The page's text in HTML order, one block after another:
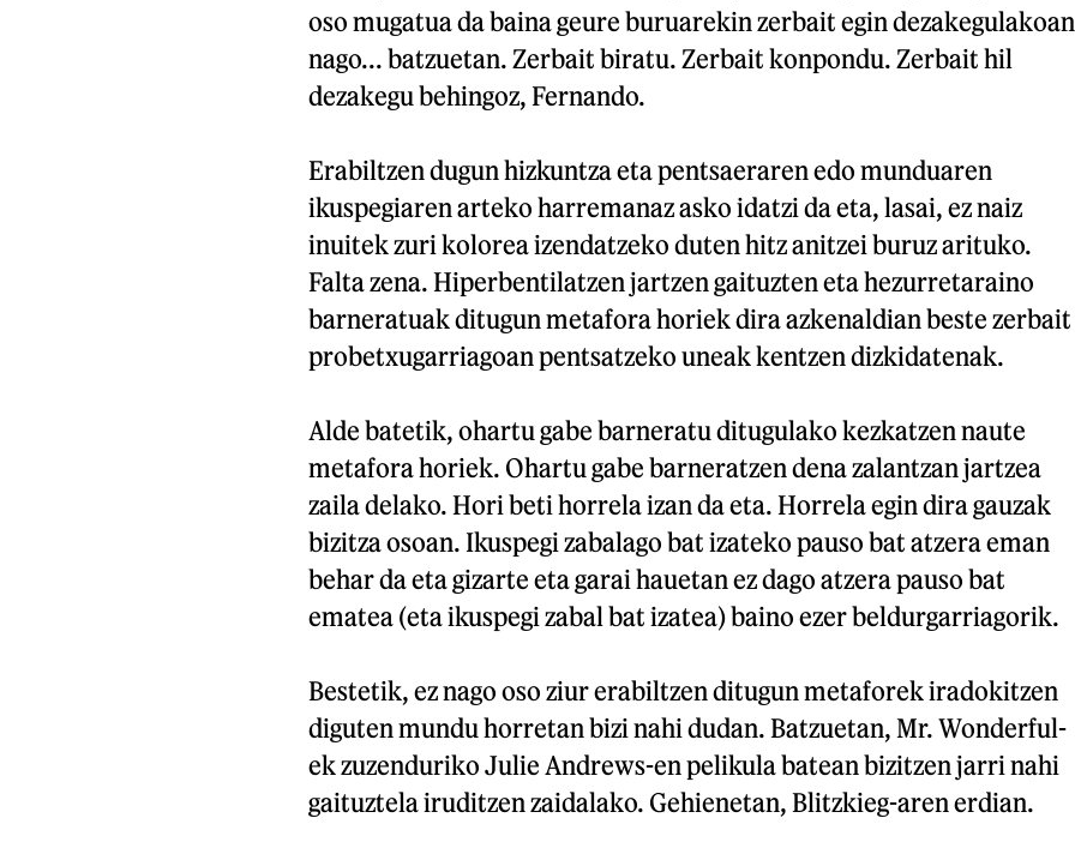
oso mugatua da baina geure buruarekin zerbait egin dezakegulakoan
nago... batzuetan. Zerbait biratu. Zerbait konpondu. Zerbait hil
dezakegu behingoz, Fernando.
Erabiltzen dugun hizkuntza eta pentsaeraren edo munduaren
ikuspegiaren arteko harremanaz asko idatzi da eta, lasai, ez naiz
inuitek zuri kolorea izendatzeko duten hitz anitzei buruz arituko.
Falta zena. Hiperbentilatzen jartzen gaituzten eta hezurretaraino
barneratuak ditugun metafora horiek dira azkenaldian beste zerbait
probetxugarriagoan pentsatzeko uneak kentzen dizkidatenak.
Alde batetik, ohartu gabe barneratu ditugulako kezkatzen naute
metafora horiek. Ohartu gabe barneratzen dena zalantzan jartzea
zaila delako. Hori beti horrela izan da eta. Horrela egin dira gauzak
bizitza osoan. Ikuspegi zabalago bat izateko pauso bat atzera eman
behar da eta gizarte eta garai hauetan ez dago atzera pauso bat
ematea (eta ikuspegi zabal bat izatea) baino ezer beldurgarriagorik.
Bestetik, ez nago oso ziur erabiltzen ditugun metaforek iradokitzen
diguten mundu horretan bizi nahi dudan. Batzuetan, Mr. Wonderful-
ek zuzenduriko Julie Andrews-en pelikula batean bizitzen jarri nahi
gaituztela iruditzen zaidalako. Gehienetan, Blitzkieg-aren erdian.